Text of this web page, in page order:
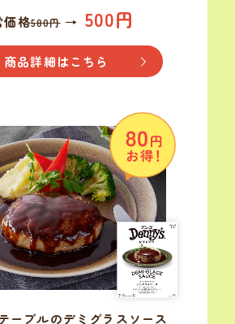
価格580円 → 500円
商品詳細はこちら
ーブルのデミグラスソース